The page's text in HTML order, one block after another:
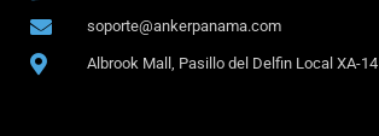
soporte@ankerpanama.com
Albrook Mall, Pasillo del Delfin Local XA-14